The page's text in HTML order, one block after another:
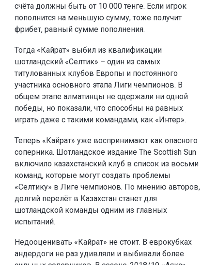
счёта должны быть от 10 000 тенге. Если игрок
пополнится на меньшую сумму, тоже получит
фрибет, равный сумме пополнения.
Тогда «Кайрат» выбил из квалификации
шотландский «Селтик» – один из самых
титулованных клубов Европы и постоянного
участника основного этапа Лиги чемпионов. В
общем этапе алматинцы не одержали ни одной
победы, но показали, что способны на равных
играть даже с такими командами, как «Интер».
Теперь «Кайрат» уже воспринимают как опасного
соперника. Шотландское издание The Scottish Sun
включило казахстанский клуб в список из восьми
команд, которые могут создать проблемы
«Селтику» в Лиге чемпионов. По мнению авторов,
долгий перелёт в Казахстан станет для
шотландской команды одним из главных
испытаний.
Недооценивать «Кайрат» не стоит. В еврокубках
андердоги не раз удивляли и выбивали более